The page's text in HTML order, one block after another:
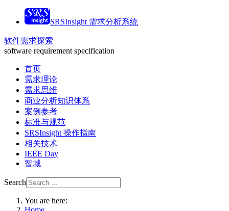
SRSInsight 需求分析系统
软件需求探索
software requirement specification
首页
需求理论
需求思维
商业分析知识体系
案例参考
标准与规范
SRSInsight 操作指南
相关技术
IEEE Day
智域
Search
You are here: